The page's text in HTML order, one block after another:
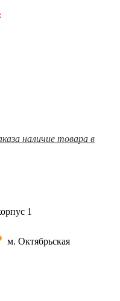
наличие товара в
1
м. Октябрьская